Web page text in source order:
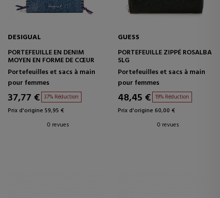
DESIGUAL
PORTEFEUILLE EN DENIM
MOYEN EN FORME DE CŒUR
Portefeuilles et sacs à main
pour femmes
37,77 € 37% Réduction
Prix d'origine 59,95 €
0 revues
GUESS
PORTEFEUILLE ZIPPÉ ROSALBA
SLG
Portefeuilles et sacs à main
pour femmes
48,45 € 19% Réduction
Prix d'origine 60,00 €
0 revues